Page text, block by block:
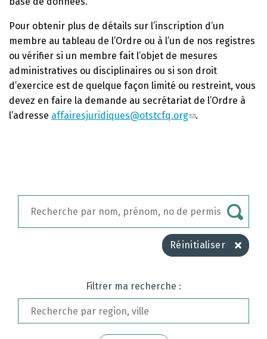
Pour obtenir plus de détails sur l’inscription d’un
membre au tableau de l’Ordre ou à l’un de nos registres
ou vérifier si un membre fait l’objet de mesures
administratives ou disciplinaires ou si son droit
d’exercice est de quelque façon limité ou restreint, vous
devez en faire la demande au secrétariat de l’Ordre à
l’adresse affairesjuridiques@otstcfq.org .
Réinitialiser
Filtrer ma recherche :
membre